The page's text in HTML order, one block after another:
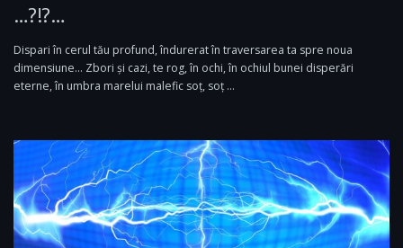
…?!?…
Dispari în cerul tău profund, îndurerat în traversarea ta spre noua
dimensiune… Zbori și cazi, te rog, în ochi, în ochiul bunei disperări
eterne, în umbra marelui malefic soț, soț …